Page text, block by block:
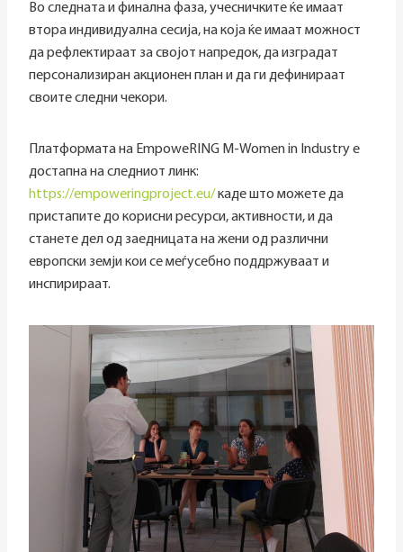
Во следната и финална фаза, учесничките ќе имаат
втора индивидуална сесија, на која ќе имаат можност
да рефлектираат за својот напредок, да изградат
персонализиран акционен план и да ги дефинираат
своите следни чекори.
Платформата на EmpoweRING M-Women in Industry е
достапна на следниот линк:
https://empoweringproject.eu/каде што можете да
пристапите до корисни ресурси, активности, и да
станете дел од заедницата на жени од различни
европски земји кои се меѓусебно поддржуваат и
инспирираат.